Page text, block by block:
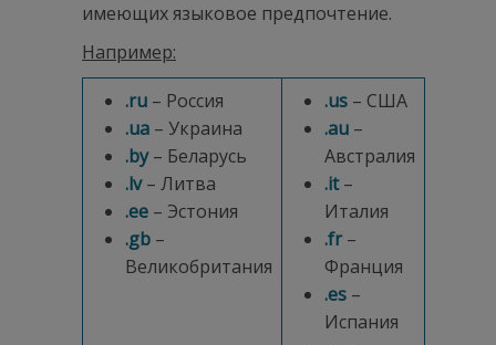
имеющих языковое предпочтение.
Например:
.ru – Россия
.ua – Украина
.by– Беларусь
.lv– Литва
.ee – Эстония
.gb –
Великобритания
.us – США
.au –
Австралия
.it–
Италия
.fr–
Франция
.es –
Испания